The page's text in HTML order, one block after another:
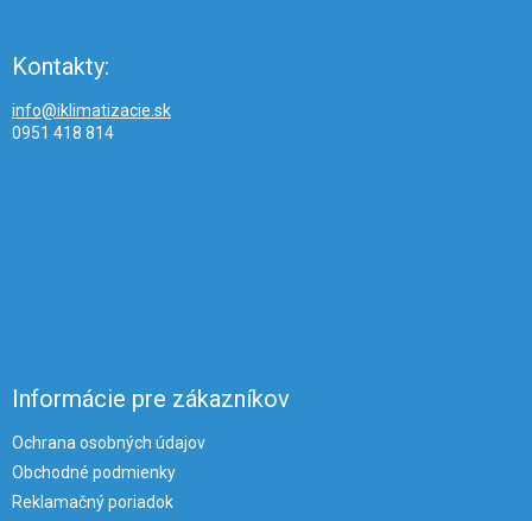
Kontakty:
info@iklimatizacie.sk
0951 418 814
Informácie pre zákazníkov
Ochrana osobných údajov
Obchodné podmienky
Reklamačný poriadok